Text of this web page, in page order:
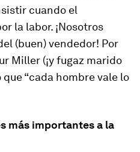
cuando el
la labor. ¡Nosotros
(buen) vendedor! Por
Miller (¡y fugaz marido
“cada hombre vale lo
más importantes a la